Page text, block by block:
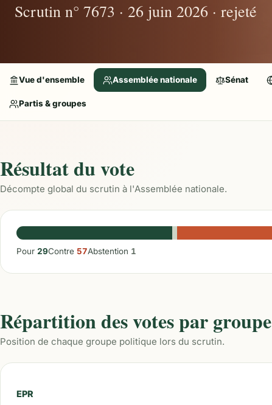
Scrutin n° 7673 · 26 juin 2026 · rejeté
Vue d'ensemble Assemblée nationale Sénat
Partis & groupes
Résultat du vote
Décompte global du scrutin à l'Assemblée nationale.
Pour 29Contre 57Abstention 1
Répartition des votes par groupe
Position de chaque groupe politique lors du scrutin.
EPR